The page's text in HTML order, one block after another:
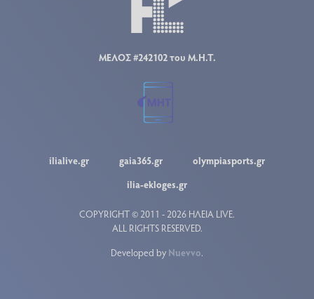
ΜΕΛΟΣ #242102 του Μ.Η.Τ.
ilialive.gr gaia365.gr
olympiasports.gr
ilia-ekloges.gr
COPYRIGHT © 2011 - 2026 ΗΛΕΙΑ LIVE.
ALL RIGHTS RESERVED.
Developed by Nuevvo.